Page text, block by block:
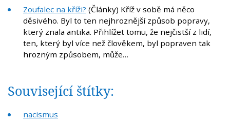
Zoufalec na kříži? (Články) Kříž v sobě má něco
děsivého. Byl to ten nejhroznější způsob popravy,
který znala antika. Přihlížet tomu, že nejčistší z lidí,
ten, který byl více než člověkem, byl popraven tak
hrozným způsobem, může…
Související štítky:
nacismus